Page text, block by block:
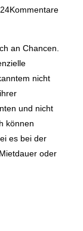
Kommentare
an Chancen.
nicht
und nicht
können
es bei der
oder